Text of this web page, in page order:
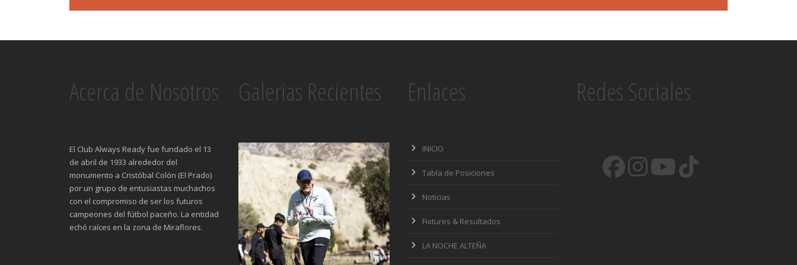
Acerca de Nosotros
El Club Always Ready fue fundado el 13
de abril de 1933 alrededor del
monumento a Cristóbal Colón (El Prado)
por un grupo de entusiastas muchachos
con el compromiso de ser los futuros
campeones del fútbol paceño. La entidad
echó raíces en la zona de Miraflores.
Galerias Recientes Enlaces
INICIO
Tabla de Posiciones
Noticias
Fixtures & Resultados
LA NOCHE ALTEÑA
Redes Sociales